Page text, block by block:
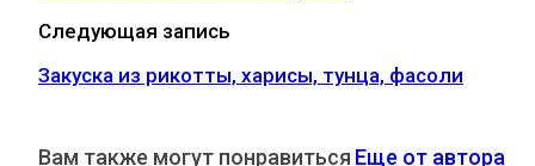
Следующая запись
Закуска из рикотты, харисы, тунца, фасоли
Вам также могут понравиться Еще от автора